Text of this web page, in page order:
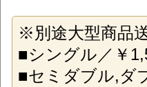
※別途大型商品
■シングル／￥
■セミダブル,ダ